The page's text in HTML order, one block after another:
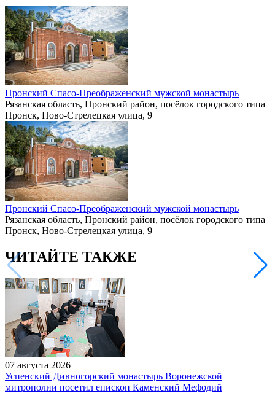
Пронский Спасо-Преображенский мужской монастырь
Рязанская область, Пронский район, посёлок городского типа
Пронск, Ново-Стрелецкая улица, 9
Пронский Спасо-Преображенский мужской монастырь
Рязанская область, Пронский район, посёлок городского типа
Пронск, Ново-Стрелецкая улица, 9
ЧИТАЙТЕ ТАКЖЕ
07 августа 2026
Успенский Дивногорский монастырь Воронежской
митрополии посетил епископ Каменский Мефодий